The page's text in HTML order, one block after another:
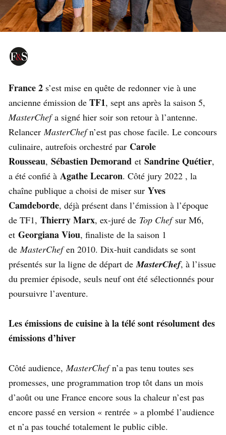
France 2 s’est mise en quête de redonner vie à une
ancienne émission de TF1, sept ans après la saison 5,
MasterChefa signé hier soir son retour à l’antenne.
RelancerMasterChefn’est pas chose facile. Le concours
culinaire, autrefois orchestré par Carole
Rousseau, Sébastien Demorand et Sandrine Quétier,
a été confié à Agathe Lecaron. Côté jury 2022 , la
chaîne publique a choisi de miser sur Yves
Camdeborde, déjà présent dans l’émission à l’époque
de TF1, Thierry Marx, ex-juré de Top Chefsur M6,
et Georgiana Viou, finaliste de la saison 1
deMasterChefen 2010. Dix-huit candidats se sont
présentés sur la ligne de départ deMasterChef, à l’issue
du premier épisode, seuls neuf ont été sélectionnés pour
poursuivre l’aventure.
Les émissions de cuisine à la télé sont résolument des
émissions d’hiver
Côté audience,MasterChefn’a pas tenu toutes ses
promesses, une programmation trop tôt dans un mois
d’août ou une France encore sous la chaleur n’est pas
encore passé en version « rentrée » a plombé l’audience
et n’a pas touché totalement le public cible.